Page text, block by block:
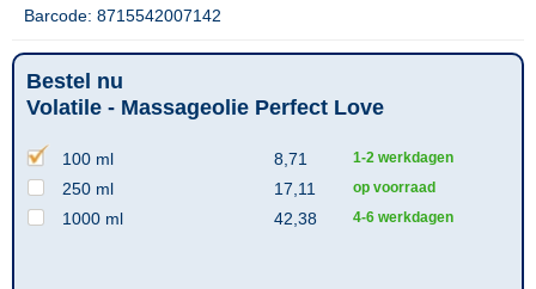
Barcode: 8715542007142
Bestel nu
Volatile - Massageolie Perfect Love
100 ml 8,71 1-2 werkdagen
250 ml 17,11 op voorraad
1000 ml 42,38 4-6 werkdagen